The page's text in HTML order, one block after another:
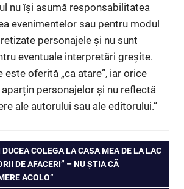
nu își asumă responsabilitatea
evenimentelor sau pentru modul
personajele și nu sunt
eventuale interpretări greșite.
oferită „ca atare”, iar orice
personajelor și nu reflectă
ale autorului sau ale editorului.”
COLEGA LA CASA MEA DE LA LAC
DE AFACERI” – NU ȘTIA CĂ
ACOLO”